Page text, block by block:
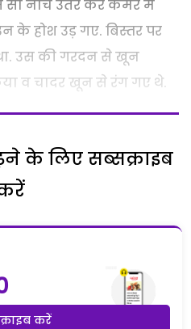
सी नीचे उतर कर कमरे में
के होश उड़ गए. बिस्तर पर
उस की गरदन से खून
व चादर खून से रंग गए थे.
के लिए सब्सक्राइब
करें